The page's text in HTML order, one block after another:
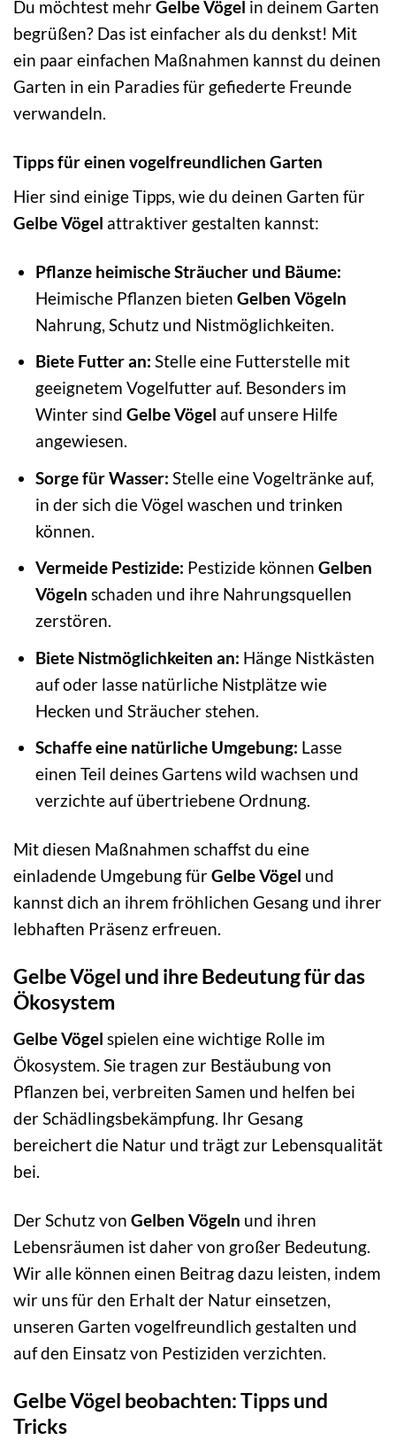
Du möchtest mehrGelbe Vögel in deinem Garten
begrüßen? Das ist einfacher als du denkst! Mit
ein paar einfachen Maßnahmen kannst du deinen
Garten in ein Paradies für gefiederte Freunde
verwandeln.
Tipps für einen vogelfreundlichen Garten
Hier sind einige Tipps, wie du deinen Garten für
Gelbe Vögel attraktiver gestalten kannst:
Pflanze heimische Sträucher und Bäume:
Heimische Pflanzen bieten Gelben Vögeln
Nahrung, Schutz und Nistmöglichkeiten.
Biete Futter an: Stelle eine Futterstelle mit
geeignetem Vogelfutter auf. Besonders im
Winter sind Gelbe Vögel auf unsere Hilfe
angewiesen.
Sorge für Wasser: Stelle eine Vogeltränke auf,
in der sich die Vögel waschen und trinken
können.
Vermeide Pestizide: Pestizide können Gelben
Vögeln schaden und ihre Nahrungsquellen
zerstören.
Biete Nistmöglichkeiten an: Hänge Nistkästen
auf oder lasse natürliche Nistplätze wie
Hecken und Sträucher stehen.
Schaffe eine natürliche Umgebung: Lasse
einen Teil deines Gartens wild wachsen und
verzichte auf übertriebene Ordnung.
Mit diesen Maßnahmen schaffst du eine
einladende Umgebung fürGelbe Vögel und
kannst dich an ihrem fröhlichen Gesang und ihrer
lebhaften Präsenz erfreuen.
Gelbe Vögel und ihre Bedeutung für das
Ökosystem
Gelbe Vögel spielen eine wichtige Rolle im
Ökosystem. Sie tragen zur Bestäubung von
Pflanzen bei, verbreiten Samen und helfen bei
der Schädlingsbekämpfung. Ihr Gesang
bereichert die Natur und trägt zur Lebensqualität
bei.
Der Schutz von Gelben Vögeln und ihren
Lebensräumen ist daher von großer Bedeutung.
Wir alle können einen Beitrag dazu leisten, indem
wir uns für den Erhalt der Natur einsetzen,
unseren Garten vogelfreundlich gestalten und
auf den Einsatz von Pestiziden verzichten.
Gelbe Vögel beobachten: Tipps und
Tricks